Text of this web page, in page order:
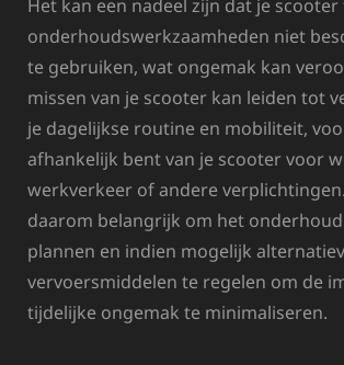
Het kan een nadeel zijn dat je
onderhoudswerkzaamheden niet
te gebruiken, wat ongemak kan
missen van je scooter kan leiden tot
je dagelijkse routine en mobiliteit,
afhankelijk bent van je scooter voor
werkverkeer of andere
daarom belangrijk om het
plannen en indien mogelijk
vervoersmiddelen te regelen om de
tijdelijke ongemak te minimaliseren.